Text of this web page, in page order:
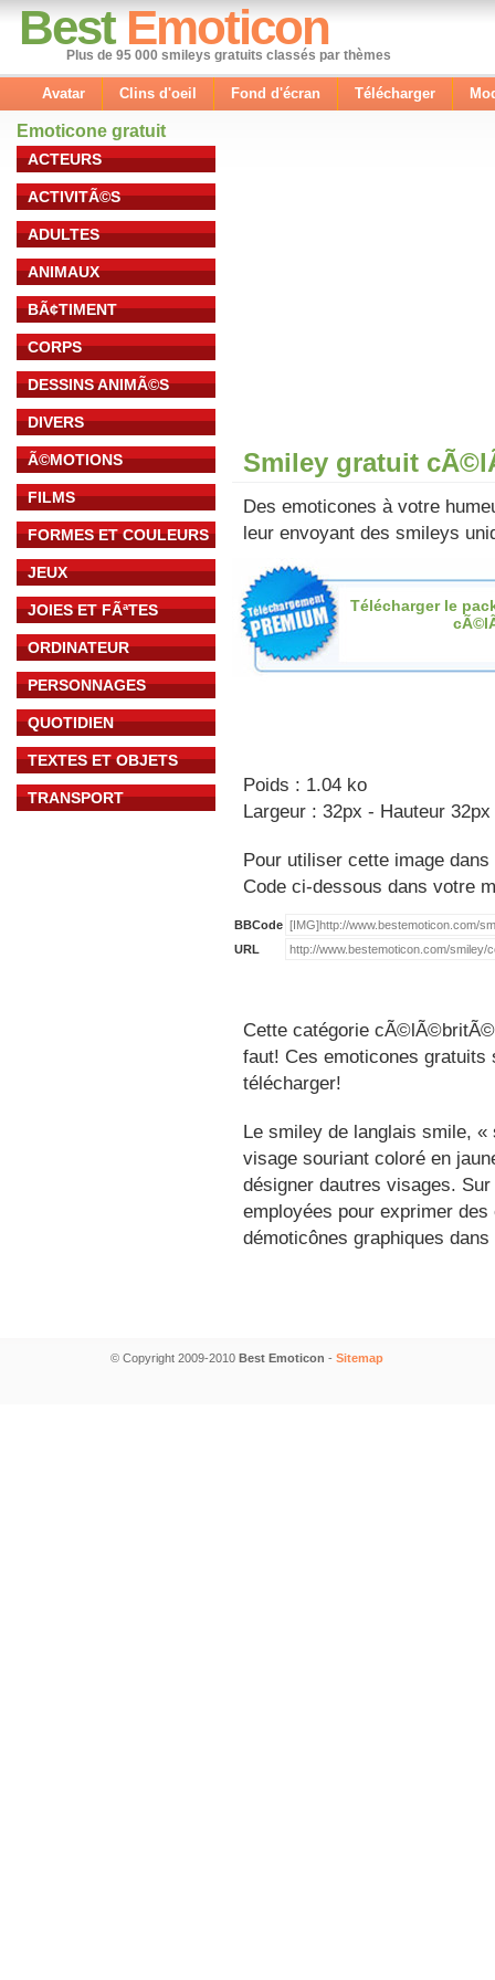
Best Emoticon
Plus de 95 000 smileys gratuits classés par thèmes
Avatar Clins d'oeil Fond d'écran Télécharger
Emoticone gratuit
ACTEURS
ACTIVITÃ©S
ADULTES
ANIMAUX
BÃ¢TIMENT
CORPS
DESSINS ANIMÃ©S
DIVERS
Ã©MOTIONS
FILMS
FORMES ET COULEURS
JEUX
JOIES ET FÃªTES
ORDINATEUR
PERSONNAGES
QUOTIDIEN
TEXTES ET OBJETS
TRANSPORT
Smiley gratuit
Des emoticones à votre
leur envoyant des smileys
Télécharger le
Poids : 1.04 ko
Largeur : 32px - Hauteur 32px
Pour utiliser cette image
Code ci-dessous dans votre
BBCode
URL
Cette catégorie
faut! Ces emoticones
télécharger!
Le smiley de langlais smile,
visage souriant coloré en
désigner dautres visages.
employées pour exprimer
démoticônes graphiques
© Copyright 2009-2010 Best Emoticon - Sitemap